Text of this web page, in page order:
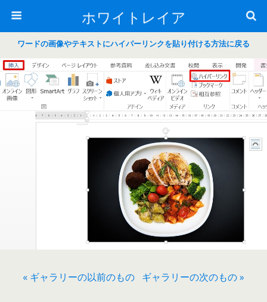
ホワイトレイア
ワードの画像やテキストにハイパーリンクを貼り付ける方法に戻る
« ギャラリーの以前のもの ギャラリーの次のもの »